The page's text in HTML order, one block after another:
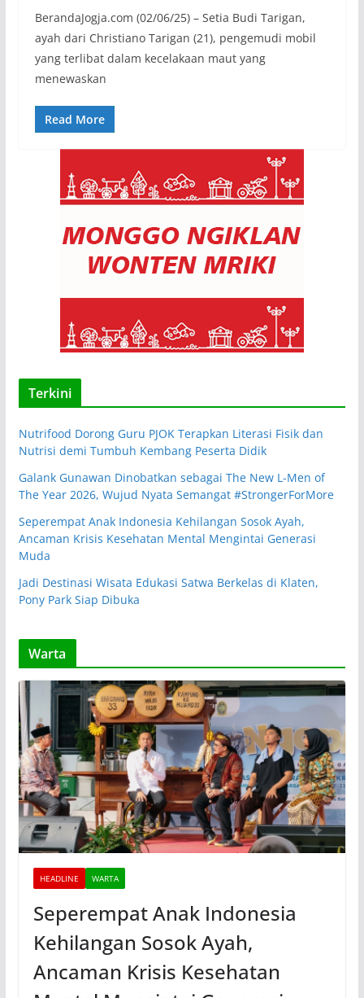
BerandaJogja.com (02/06/25) – Setia Budi Tarigan,
ayah dari Christiano Tarigan (21), pengemudi mobil
yang terlibat dalam kecelakaan maut yang
menewaskan
Read More
Terkini
Nutrifood Dorong Guru PJOK Terapkan Literasi Fisik dan
Nutrisi demi Tumbuh Kembang Peserta Didik
Galank Gunawan Dinobatkan sebagai The New L-Men of
The Year 2026, Wujud Nyata Semangat #StrongerForMore
Seperempat Anak Indonesia Kehilangan Sosok Ayah,
Ancaman Krisis Kesehatan Mental Mengintai Generasi
Muda
Jadi Destinasi Wisata Edukasi Satwa Berkelas di Klaten,
Pony Park Siap Dibuka
Warta
HEADLINE WARTA
Seperempat Anak Indonesia
Kehilangan Sosok Ayah,
Ancaman Krisis Kesehatan